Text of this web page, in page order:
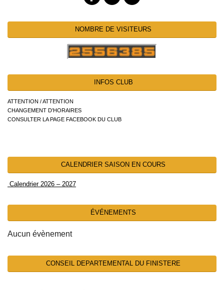
NOMBRE DE VISITEURS
INFOS CLUB
ATTENTION / ATTENTION
CHANGEMENT D’HORAIRES
CONSULTER LA PAGE FACEBOOK DU CLUB
CALENDRIER SAISON EN COURS
Calendrier 2026 – 2027
ÉVÉNEMENTS
Aucun évènement
CONSEIL DEPARTEMENTAL DU FINISTERE